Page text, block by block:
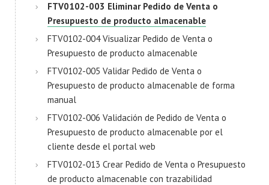
FTV0102-003 Eliminar Pedido de Venta o
Presupuesto de producto almacenable
FTV0102-004 Visualizar Pedido de Venta o
Presupuesto de producto almacenable
FTV0102-005 Validar Pedido de Venta o
Presupuesto de producto almacenable de forma
manual
FTV0102-006 Validación de Pedido de Venta o
Presupuesto de producto almacenable por el
cliente desde el portal web
FTV0102-013 Crear Pedido de Venta o Presupuesto
de producto almacenable con trazabilidad